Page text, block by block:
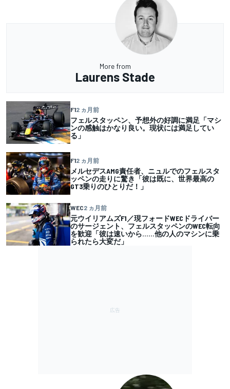
More from
Laurens Stade
F12 ヵ月前
フェルスタッペン、予想外の好調に満足「マシ
ンの感触はかなり良い。現状には満足してい
る」
F12 ヵ月前
メルセデスAMG責任者、ニュルでのフェルスタ
ッペンの走りに驚き「彼は既に、世界最高の
GT3乗りのひとりだ！」
WEC2 ヵ月前
元ウイリアムズF1／現フォードWECドライバー
のサージェント、フェルスタッペンのWEC転向
を歓迎「彼は速いから……他の人のマシンに乗
られたら大変だ」